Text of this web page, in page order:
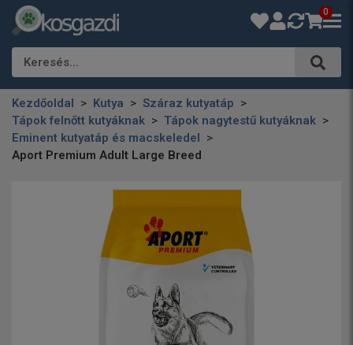
0
Keresés…
Kezdőoldal Kutya
Száraz kutyatáp
Tápok felnőtt kutyáknak
Tápok nagytestű kutyáknak
Eminent kutyatáp és macskeledel
Aport Premium Adult Large Breed